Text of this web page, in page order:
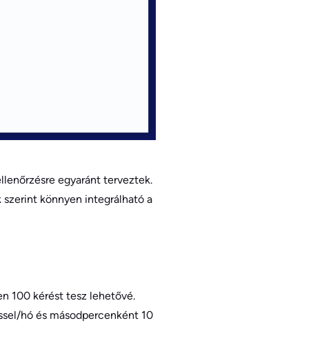
egyaránt terveztek.
könnyen integrálható a
100 kérést tesz lehetővé.
hó és másodpercenként 10